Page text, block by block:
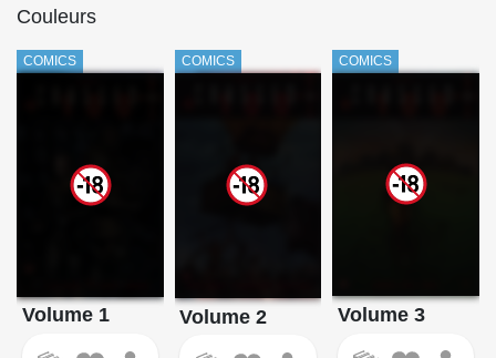
Couleurs
COMICS
Volume 1
COMICS
Volume 2
COMICS
Volume 3